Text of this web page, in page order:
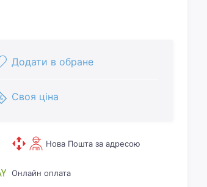
Додати в обране
Своя ціна
Нова Пошта за адресою
Онлайн оплата